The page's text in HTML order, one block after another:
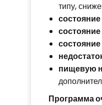
типу,
пищевую
Программа